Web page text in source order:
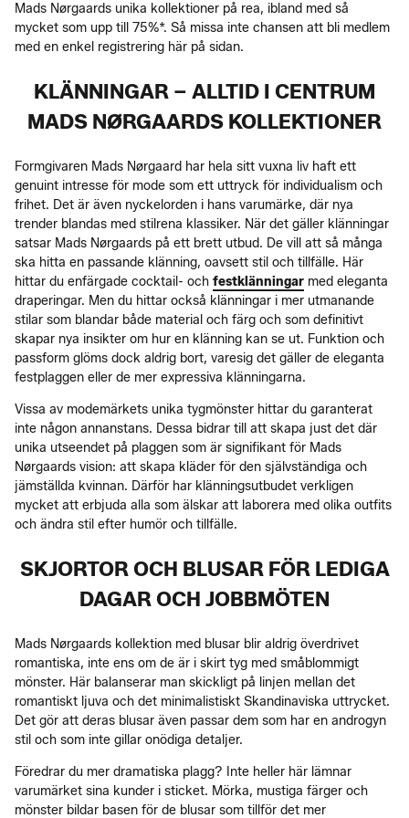
Mads Nørgaards unika kollektioner på rea, ibland med så
mycket som upp till 75%*. Så missa inte chansen att bli medlem
med en enkel registrering här på sidan.
KLÄNNINGAR – ALLTID I CENTRUM
MADS NØRGAARDS KOLLEKTIONER
Formgivaren Mads Nørgaard har hela sitt vuxna liv haft ett
genuint intresse för mode som ett uttryck för individualism och
frihet. Det är även nyckelorden i hans varumärke, där nya
trender blandas med stilrena klassiker. När det gäller klänningar
satsar Mads Nørgaards på ett brett utbud. De vill att så många
ska hitta en passande klänning, oavsett stil och tillfälle. Här
hittar du enfärgade cocktail- och festklänningar med eleganta
draperingar. Men du hittar också klänningar i mer utmanande
stilar som blandar både material och färg och som definitivt
skapar nya insikter om hur en klänning kan se ut. Funktion och
passform glöms dock aldrig bort, varesig det gäller de eleganta
festplaggen eller de mer expressiva klänningarna.
Vissa av modemärkets unika tygmönster hittar du garanterat
inte någon annanstans. Dessa bidrar till att skapa just det där
unika utseendet på plaggen som är signifikant för Mads
Nørgaards vision: att skapa kläder för den självständiga och
jämställda kvinnan. Därför har klänningsutbudet verkligen
mycket att erbjuda alla som älskar att laborera med olika outfits
och ändra stil efter humör och tillfälle.
SKJORTOR OCH BLUSAR FÖR LEDIGA
DAGAR OCH JOBBMÖTEN
Mads Nørgaards kollektion med blusar blir aldrig överdrivet
romantiska, inte ens om de är i skirt tyg med småblommigt
mönster. Här balanserar man skickligt på linjen mellan det
romantiskt ljuva och det minimalistiskt Skandinaviska uttrycket.
Det gör att deras blusar även passar dem som har en androgyn
stil och som inte gillar onödiga detaljer.
Föredrar du mer dramatiska plagg? Inte heller här lämnar
varumärket sina kunder i sticket. Mörka, mustiga färger och
mönster bildar basen för de blusar som tillför det mer